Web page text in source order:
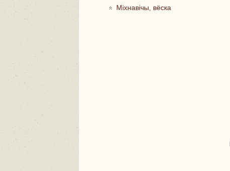
Міхнавічы, вёска